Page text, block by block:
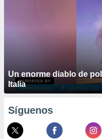
Un enorme diablo de
Italia
Síguenos